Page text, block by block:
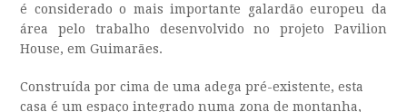
é considerado o mais importante galardão europeu da
área pelo trabalho desenvolvido no projeto Pavilion
House, em Guimarães.
Construída por cima de uma adega pré-existente, esta
casa é um espaço integrado numa zona de montanha,